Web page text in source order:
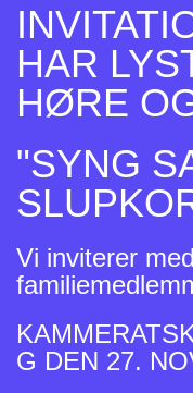
HAR
HØRE
"SYNG
Vi inviterer
G DEN 27.